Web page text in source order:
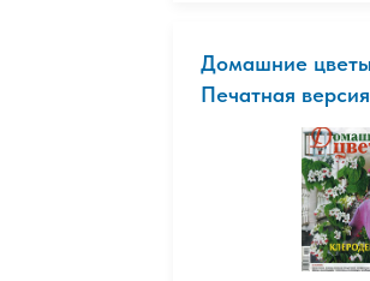
Домашние
Печатная